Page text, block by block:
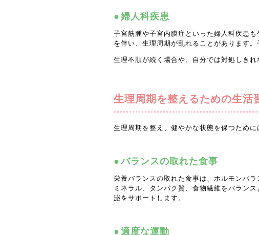
婦人科疾患
子宮筋腫や子宮内膜症といった婦人科疾患
を伴い、生理周期が乱れることがあります
生理不順が続く場合や、自分では対処しき
生理周期を整えるための生活
生理周期を整え、健やかな状態を保つために
バランスの取れた食事
栄養バランスの取れた食事は、ホルモンバ
ミネラル、タンパク質、食物繊維をバラン
泌をサポートします。
適度な運動